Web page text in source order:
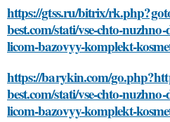
https://gtss.ru/bitrix/
best.com/stati/vse-chto-
licom-bazovyy-komplekt-
https://barykin.com/
best.com/stati/vse-chto-
licom-bazovyy-komplekt-